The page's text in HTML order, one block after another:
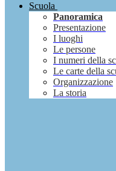
Scuola
Panoramica
Presentazione
I luoghi
Le persone
I numeri della
Le carte della
Organizzazione
La storia